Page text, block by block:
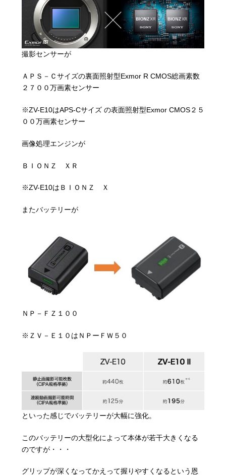
撮影センサーが
ＡＰＳ－Ｃサイズの裏面照射型Exmor R CMOS総画素数
２７００万画素センサー
※ZV-E10はAPS-Cサイズ の表面照射型Exmor CMOS２５
００万画素センサー
画像処理エンジンが
ＢＩＯＮＺ ＸＲ
※ZV-E10はＢＩＯＮＺ Ｘ
またバッテリーが
ＮＰ－ＦＺ１００
※ＺＶ－Ｅ１０はＮＰーＦＷ５０
といった感じでバッテリーが大幅に強化。
このバッテリーの大型化によって本体が若干大きくなる
のですが・・・
グリップが深くなってかえって握りやすくなるという恩